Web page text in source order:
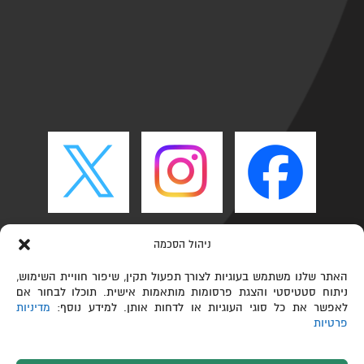
ניהול הסכמה
האתר שלנו משתמש בעוגיות לצורך תפעול תקין, שיפור חוויית השימוש,
ניתוח סטטיסטי והצגת פרסומות מותאמות אישית. תוכלו לבחור אם
לאפשר את כל סוגי העוגיות או לדחות אותן. למידע נוסף: מדיניות
פרטיות